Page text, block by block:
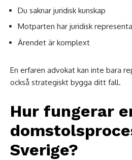
Du saknar juridisk kunskap
Motparten har juridisk
Ärendet är komplext
En erfaren advokat kan inte bara
också strategiskt bygga ditt fall.
Hur fungerar
Sverige?